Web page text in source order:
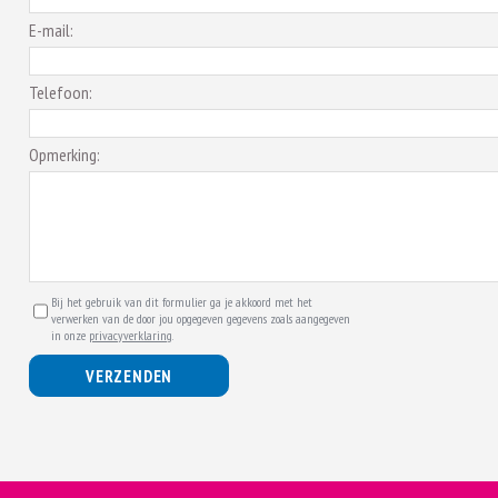
E-mail:
Telefoon:
Opmerking:
Bij het gebruik van dit formulier ga je akkoord met het
verwerken van de door jou opgegeven gegevens zoals aangegeven
in onze privacyverklaring.
VERZENDEN